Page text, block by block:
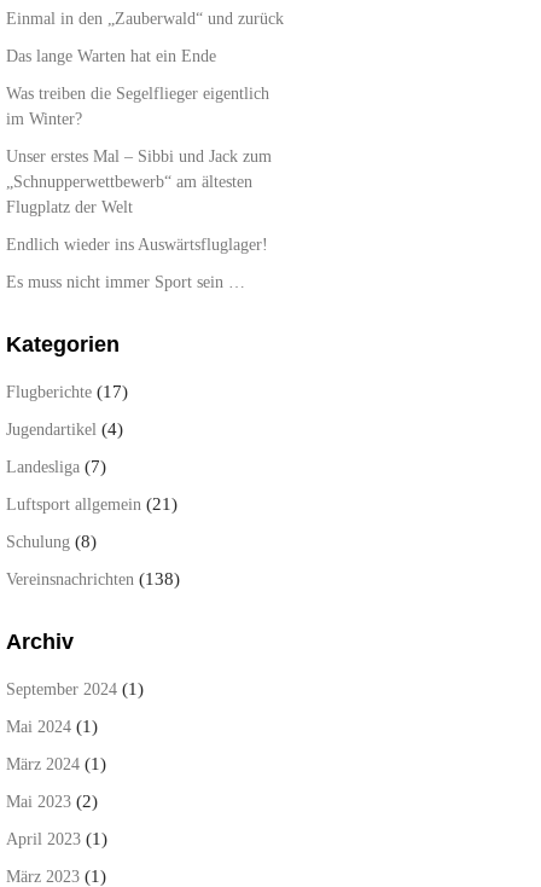
Einmal in den „Zauberwald“ und zurück
Das lange Warten hat ein Ende
Was treiben die Segelflieger eigentlich
im Winter?
Unser erstes Mal – Sibbi und Jack zum
„Schnupperwettbewerb“ am ältesten
Flugplatz der Welt
Endlich wieder ins Auswärtsfluglager!
Es muss nicht immer Sport sein …
Kategorien
Flugberichte (17)
Jugendartikel (4)
Landesliga (7)
Luftsport allgemein (21)
Schulung (8)
Vereinsnachrichten (138)
Archiv
September 2024 (1)
Mai 2024 (1)
März 2024 (1)
Mai 2023 (2)
April 2023 (1)
März 2023 (1)